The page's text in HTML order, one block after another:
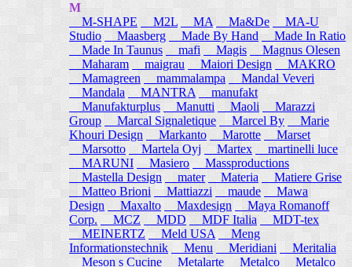
M
M-SHAPE
M2L MA Ma&De
MA-U
Studio
Maasberg Made By Hand
Made In Ratio
Made In Taunus
mafi Magis
Magnus Olesen
Maharam
maigrau Maiori Design
MAKRO
Mamagreen
mammalampa
Mandal Veveri
Mandala
MANTRA
manufakt
Manufakturplus
Manutti Maoli
Marazzi
Group
Marcal Signaletique Marcel By
Marie
Khouri Design
Markanto Marotte
Marset
Marsotto
Martela Oyj Martex
martinelli luce
MARUNI
Masiero
Massproductions
Mastella Design
mater Materia
Matiere Grise
Matteo Brioni
Mattiazzi maude
Mawa
Design
Maxalto Maxdesign
Maya Romanoff
Corp.
MCZ MDD MDF Italia
MDT-tex
MEINERTZ
Meld USA
Meng
Informationstechnik
Menu Meridiani
Meritalia
Meson s Cucine
Metalarte Metalco
Metalco